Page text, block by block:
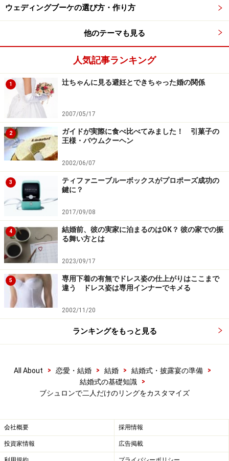
ウェディングブーケの選び方・作り方
他のテーマも見る
人気記事ランキング
1 辻ちゃんに見る避妊とできちゃった婚の関係
2007/05/17
2
ガイドが実際に食べ比べてみました！ 引菓子の
王様・バウムクーヘン
2002/06/07
3
ティファニーブルーボックスがプロポーズ成功の
鍵に？
2017/09/08
4
結婚前、彼の実家に泊まるのはOK？ 彼の家での振
る舞い方とは
2023/09/17
5
専用下着の有無でドレス姿の仕上がりはここまで
違う ドレス姿は専用インナーでキメる
2002/11/20
ランキングをもっと見る
All About > 恋愛・結婚 > 結婚 > 結婚式・披露宴の準備
>
結婚式の基礎知識
>
ブシュロンで二人だけのリングをカスタマイズ
会社概要 採用情報
投資家情報 広告掲載